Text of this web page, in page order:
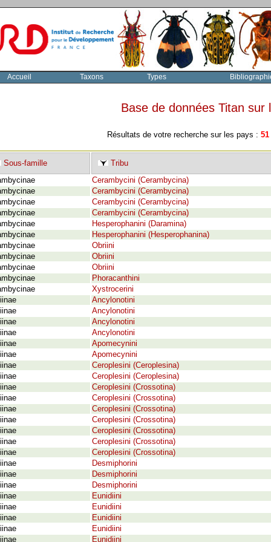
Accueil Taxons Types
Base de données Titan
Résultats de votre recherche sur les pays : 51
Sous-famille
Tribu
Cerambycini (Cerambycina)
Cerambycini (Cerambycina)
Cerambycini (Cerambycina)
Cerambycini (Cerambycina)
Hesperophanini (Daramina)
Hesperophanini (Hesperophanina)
Obriini
Obriini
Obriini
Phoracanthini
Xystrocerini
Ancylonotini
Ancylonotini
Ancylonotini
Ancylonotini
Apomecynini
Apomecynini
Ceroplesini (Ceroplesina)
Ceroplesini (Ceroplesina)
Ceroplesini (Crossotina)
Ceroplesini (Crossotina)
Ceroplesini (Crossotina)
Ceroplesini (Crossotina)
Ceroplesini (Crossotina)
Ceroplesini (Crossotina)
Ceroplesini (Crossotina)
Desmiphorini
Desmiphorini
Desmiphorini
Eunidiini
Eunidiini
Eunidiini
Eunidiini
Eunidiini